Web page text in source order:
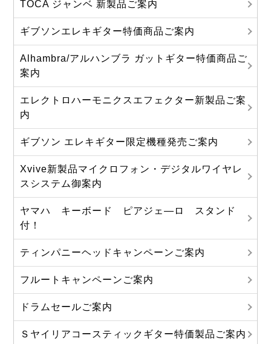
TOCA ジャンベ 新製品ご案内
ギブソンエレキギター特価商品ご案内
Alhambra/アルハンブラ ガットギター特価商品ご
案内
エレクトロハーモニクスエフェクター新製品ご案
内
ギブソン エレキギター限定機種発売ご案内
Xvive新製品マイクロフォン・デジタルワイヤレ
スシステム御案内
ヤマハ キーボード ピアジェ―ロ スタンド
付！
ティンパニーヘッドキャンペーンご案内
フルートキャンペーンご案内
ドラムセールご案内
Ｓヤイリアコースティックギター特価製品ご案内